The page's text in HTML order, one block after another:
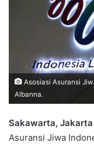
Asosiasi Asuransi
Albanna.
Sakawarta, Jakarta
Asuransi Jiwa